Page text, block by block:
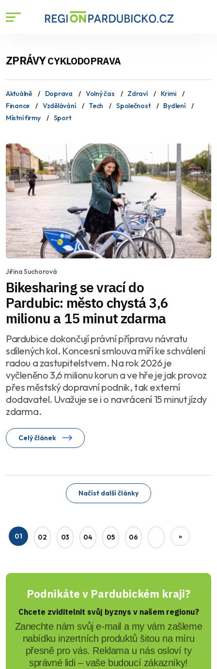
ZPRÁVYCYKLODOPRAVA
Aktuálně Doprava Volný čas Zdraví
Krimi
Finance
Vzdělávání Tech Společnost
Bydlení
Místní firmy
Sport
Jiřina Suchorová
Bikesharing se vrací do
Pardubic: město chystá 3,6
milionu a 15 minut zdarma
Pardubice dokončují právní přípravu návratu
sdílených kol. Koncesní smlouva míří ke schválení
radou a zastupitelstvem. Na rok 2026 je
vyčleněno 3,6 milionu korun a ve hře je jak provoz
přes městský dopravní podnik, tak externí
dodavatel. Uvažuje se i o navrácení 15 minut jízdy
zdarma.
Celý článek
Načíst další články
01 02 03 04 05 06 »
Podnikáte v Pardubickém kraji?
Chcete zviditelnit svůj byznys v našem regionu?
Zanechte nám svůj e-mail a my vám zašleme
nabídku inzertních produktů šitou na míru
přesně pro vás. Reklama u nás osloví ty
správné lidi – vaše budoucí zákazníky!